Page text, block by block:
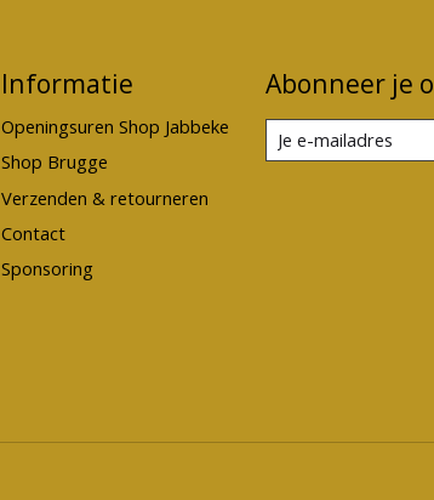
Informatie
Openingsuren Shop Jabbeke
Shop Brugge
Verzenden & retourneren
Contact
Sponsoring
Abonneer je